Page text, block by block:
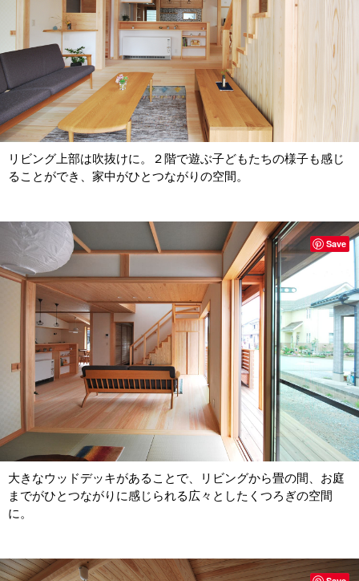
リビング上部は吹抜けに。２階で遊ぶ子どもたちの様子も感じ
ることができ、家中がひとつながりの空間。
大きなウッドデッキがあることで、リビングから畳の間、 お庭
までがひとつながりに感じられる広々としたくつろぎの空間
に。
Save